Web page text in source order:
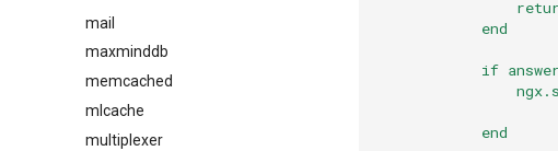
mail
maxminddb
memcached
mlcache
multiplexer
end
if
end